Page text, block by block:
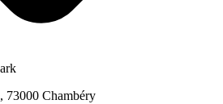
73000 Chambéry